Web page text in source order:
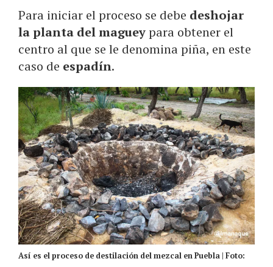
Para iniciar el proceso se debe deshojar
la planta del magueypara obtener el
centro al que se le denomina piña, en este
caso de espadín.
Así es el proceso de destilación del mezcal en Puebla | Foto: